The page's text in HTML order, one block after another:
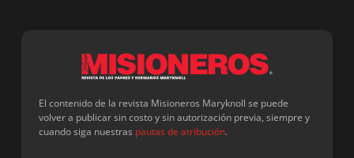
El contenido de la revista Misioneros Maryknoll se puede
volver a publicar sin costo y sin autorización previa, siempre y
cuando siga nuestras pautas de atribución.